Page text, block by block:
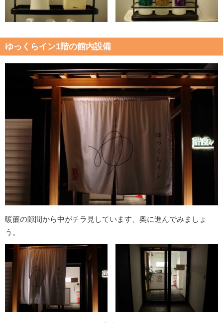
ゆっくらイン1階の館内設備
暖簾の隙間から中がチラ見しています、奥に進んでみましょ
う。